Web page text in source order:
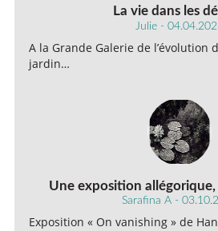
La vie dans les
Julie -
A la Grande Galerie de l’évolution
jardin…
Une exposition
Sarafina A -
Exposition « On vanishing » de